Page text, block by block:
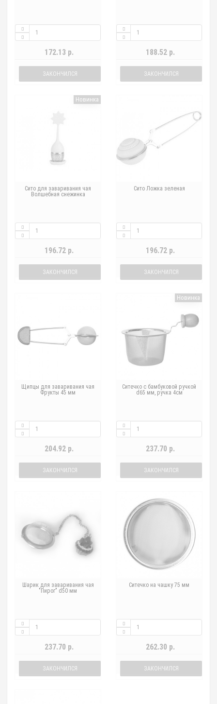
172.13 р.
ЗАКОНЧИЛСЯ
188.52 р.
ЗАКОНЧИЛСЯ
Новинка
Сито для заваривания чая
Волшебная снежинка
196.72 р.
ЗАКОНЧИЛСЯ
Сито Ложка зеленая
196.72 р.
ЗАКОНЧИЛСЯ
Щипцы для заваривания чая
Фрукты 45 мм
204.92 р.
ЗАКОНЧИЛСЯ
Новинка
Ситечко с бамбуковой ручкой
d65 мм, ручка 4см
237.70 р.
ЗАКОНЧИЛСЯ
Шарик для заваривания чая
"Пирог" d50 мм
237.70 р.
ЗАКОНЧИЛСЯ
Ситечко на чашку 75 мм
262.30 р.
ЗАКОНЧИЛСЯ